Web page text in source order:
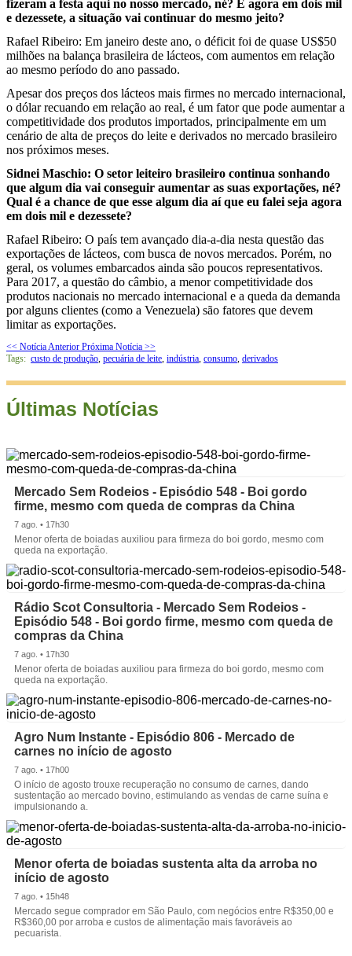
fizeram a festa aqui no nosso mercado, né? E agora em dois mil
e dezessete, a situação vai continuar do mesmo jeito?
Rafael Ribeiro: Em janeiro deste ano, o déficit foi de quase US$50
milhões na balança brasileira de lácteos, com aumentos em relação
ao mesmo período do ano passado.
Apesar dos preços dos lácteos mais firmes no mercado internacional,
o dólar recuando em relação ao real, é um fator que pode aumentar a
competitividade dos produtos importados, principalmente em um
cenário de alta de preços do leite e derivados no mercado brasileiro
nos próximos meses.
Sidnei Maschio: O setor leiteiro brasileiro continua sonhando
que algum dia vai conseguir aumentar as suas exportações, né?
Qual é a chance de que esse algum dia aí que eu falei seja agora
em dois mil e dezessete?
Rafael Ribeiro: O país tem avançado dia-a-dia nesta questão das
exportações de lácteos, com busca de novos mercados. Porém, no
geral, os volumes embarcados ainda são poucos representativos.
Para 2017, a questão do câmbio, a menor competitividade dos
produtos nacionais no mercado internacional e a queda da demanda
por alguns clientes (como a Venezuela) são fatores que devem
limitar as exportações.
<< Notícia Anterior Próxima Notícia >>
Tags: custo de produção, pecuária de leite, indústria, consumo, derivados
Últimas Notícias
Mercado Sem Rodeios - Episódio 548 - Boi gordo
firme, mesmo com queda de compras da China
7 ago. • 17h30
Menor oferta de boiadas auxiliou para firmeza do boi gordo, mesmo com
queda na exportação.
Rádio Scot Consultoria - Mercado Sem Rodeios -
Episódio 548 - Boi gordo firme, mesmo com queda de
compras da China
7 ago. • 17h30
Menor oferta de boiadas auxiliou para firmeza do boi gordo, mesmo com
queda na exportação.
Agro Num Instante - Episódio 806 - Mercado de
carnes no início de agosto
7 ago. • 17h00
O início de agosto trouxe recuperação no consumo de carnes, dando
sustentação ao mercado bovino, estimulando as vendas de carne suína e
impulsionando a.
Menor oferta de boiadas sustenta alta da arroba no
início de agosto
7 ago. • 15h48
Mercado segue comprador em São Paulo, com negócios entre R$350,00 e
R$360,00 por arroba e custos de alimentação mais favoráveis ao
pecuarista.